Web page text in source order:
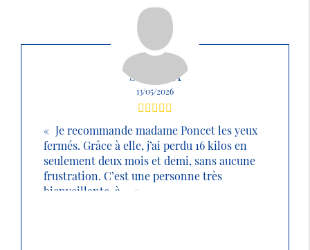
SABRINA
13/05/2026
Je recommande madame Poncet les yeux
fermés. Grâce à elle, j’ai perdu 16 kilos en
seulement deux mois et demi, sans aucune
frustration. C’est une personne très
bienveillante, à ...